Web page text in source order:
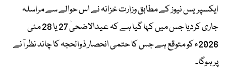
ایکسپریس نیوز کے مطابق وزارت خزانہ نے اس حوالے سے مراسلہ
جاری کردیا جس میں کہا گیا ہے کہ عیدالاضحیٰ 27 یا 28 مئی
2026ء کو متوقع ہے جس کا حتمی انحصار ذوالحجہ کا چاند نظر آنے
پر ہوگا۔